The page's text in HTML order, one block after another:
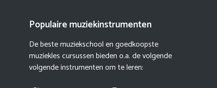
Populaire muziekinstrumenten
De beste muziekschool en goedkoopste
muziekles cursussen bieden o.a. de volgende
volgende instrumenten om te leren: